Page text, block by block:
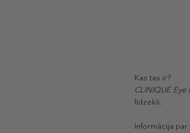
Kas tas ir?
CLINIQUE
līdzekli.
Informācija